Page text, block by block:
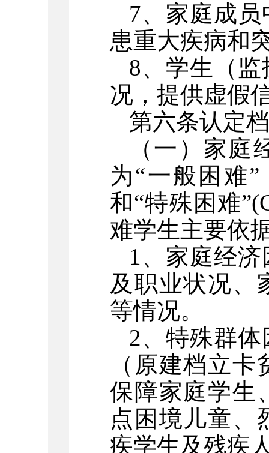
7、家庭成
患重大疾病和
8、学生（
况，提供虚假
第六条认定
（一）家
为“一般困难”
和“特殊困难
难学生主要依
1、家庭经
及职业状况、
等情况。
2、特殊群
（ 原建档立卡
保障家庭学生
点困境儿童、
疾学生及残疾